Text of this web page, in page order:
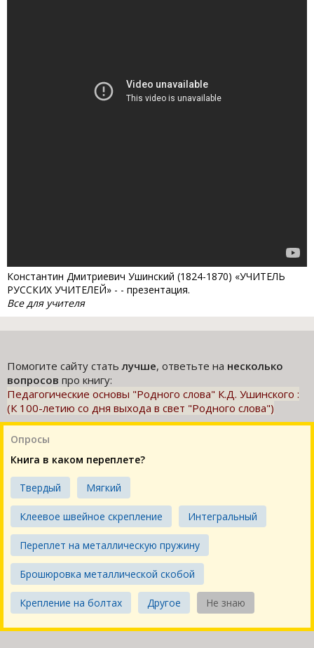
Константин Дмитриевич Ушинский (1824-1870) «УЧИТЕЛЬ
РУССКИХ УЧИТЕЛЕЙ» - - презентация.
Все для учителя
Помогите сайту статьлучше, ответьте на несколько
вопросов про книгу:
Педагогические основы "Родного слова" К.Д. Ушинского :
(К 100-летию со дня выхода в свет "Родного слова")
Опросы
Книга в каком переплете?
Твердый Мягкий
Клеевое швейное скрепление Интегральный
Переплет на металлическую пружину
Брошюровка металлической скобой
Крепление на болтах Другое Не знаю